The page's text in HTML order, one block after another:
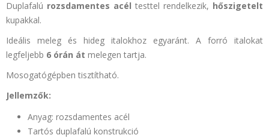
Duplafalú rozsdamentes acél testtel rendelkezik, hőszigetelt
kupakkal.
Ideális meleg és hideg italokhoz egyaránt. A forró italokat
legfeljebb 6 órán át melegen tartja.
Mosogatógépben tisztítható.
Jellemzők:
Anyag: rozsdamentes acél
Tartós duplafalú konstrukció